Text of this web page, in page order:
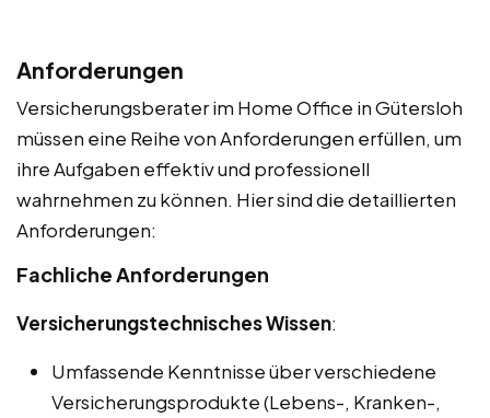
Anforderungen
Versicherungsberater im Home Office in Gütersloh
müssen eine Reihe von Anforderungen erfüllen, um
ihre Aufgaben effektiv und professionell
wahrnehmen zu können. Hier sind die detaillierten
Anforderungen:
Fachliche Anforderungen
Versicherungstechnisches Wissen:
Umfassende Kenntnisse über verschiedene
Versicherungsprodukte (Lebens-, Kranken-,